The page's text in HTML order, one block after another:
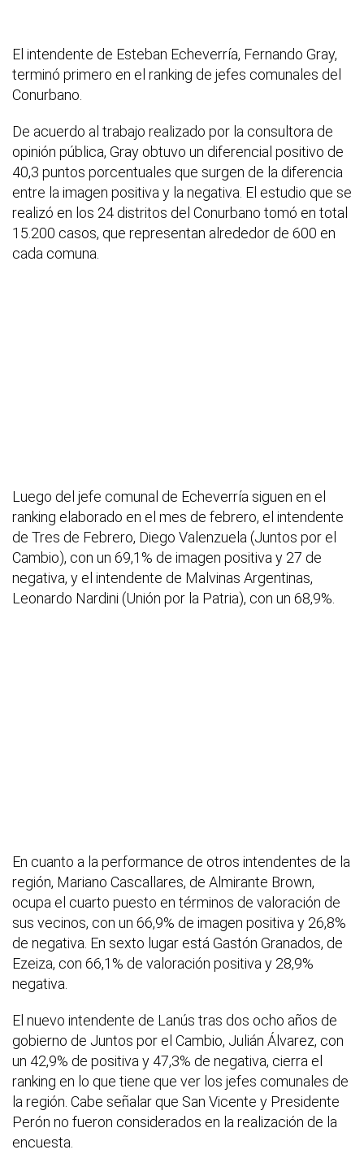
El intendente de Esteban Echeverría, Fernando Gray,
terminó primero en el ranking de jefes comunales del
Conurbano.
De acuerdo al trabajo realizado por la consultora de
opinión pública, Gray obtuvo un diferencial positivo de
40,3 puntos porcentuales que surgen de la diferencia
entre la imagen positiva y la negativa. El estudio que se
realizó en los 24 distritos del Conurbano tomó en total
15.200 casos, que representan alrededor de 600 en
cada comuna.
Luego del jefe comunal de Echeverría siguen en el
ranking elaborado en el mes de febrero, el intendente
de Tres de Febrero, Diego Valenzuela (Juntos por el
Cambio), con un 69,1% de imagen positiva y 27 de
negativa, y el intendente de Malvinas Argentinas,
Leonardo Nardini (Unión por la Patria), con un 68,9%.
En cuanto a la performance de otros intendentes de la
región, Mariano Cascallares, de Almirante Brown,
ocupa el cuarto puesto en términos de valoración de
sus vecinos, con un 66,9% de imagen positiva y 26,8%
de negativa. En sexto lugar está Gastón Granados, de
Ezeiza, con 66,1% de valoración positiva y 28,9%
negativa.
El nuevo intendente de Lanús tras dos ocho años de
gobierno de Juntos por el Cambio, Julián Álvarez, con
un 42,9% de positiva y 47,3% de negativa, cierra el
ranking en lo que tiene que ver los jefes comunales de
la región. Cabe señalar que San Vicente y Presidente
Perón no fueron considerados en la realización de la
encuesta.